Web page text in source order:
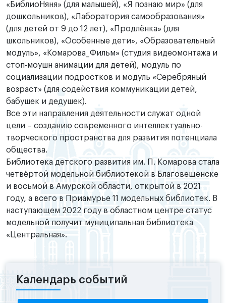
«БиблиоНяня» (для малышей), «Я познаю мир» (для
дошкольников), «Лаборатория самообразования»
(для детей от 9 до 12 лет), «Продлёнка» (для
школьников), «Особенные дети», «Образовательный
модуль», «Комарова_Фильм» (студия видеомонтажа и
стоп-моушн анимации для детей), модуль по
социализации подростков и модуль «Серебряный
возраст» (для содействия коммуникации детей,
бабушек и дедушек).
Все эти направления деятельности служат одной
цели – созданию современного интеллектуально-
творческого пространства для развития потенциала
общества.
Библиотека детского развития им. П. Комарова стала
четвёртой модельной библиотекой в Благовещенске
и восьмой в Амурской области, открытой в 2021
году, а всего в Приамурье 11 модельных библиотек. В
наступающем 2022 году в областном центре статус
модельной получит муниципальная библиотека
«Центральная».
Календарь событий